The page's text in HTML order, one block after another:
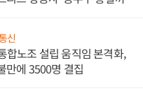
신
합노조 설립 움직임 본격화,
만에 3500명 결집